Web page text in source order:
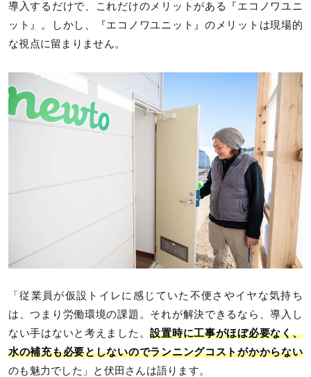
導入するだけで、これだけのメリットがある『エコノワユニ
ット』。しかし、『エコノワユニット』のメリットは現場的
な視点に留まりません。
「従業員が仮設トイレに感じていた不便さやイヤな気持ち
は、つまり労働環境の課題。それが解決できるなら、導入し
ない手はないと考えました。設置時に工事がほぼ必要なく、
水の補充も必要としないのでランニングコストがかからない
のも魅力でした」と伏田さんは語ります。